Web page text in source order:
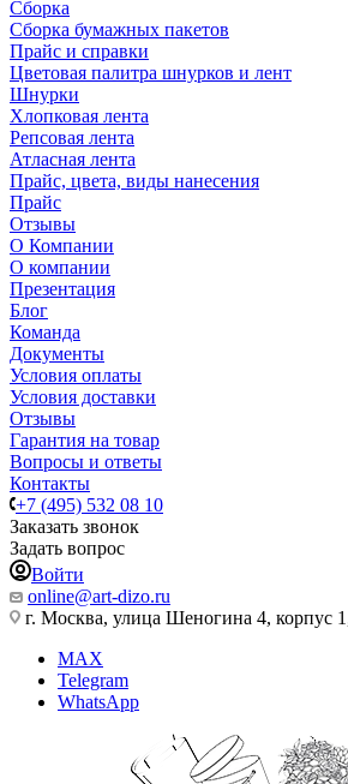
Сборка
Сборка бумажных пакетов
Прайс и справки
Цветовая палитра шнурков и лент
Шнурки
Хлопковая лента
Репсовая лента
Атласная лента
Прайс, цвета, виды нанесения
Прайс
Отзывы
О Компании
О компании
Презентация
Блог
Команда
Документы
Условия оплаты
Условия доставки
Отзывы
Гарантия на товар
Вопросы и ответы
Контакты
+7 (495) 532 08 10
Заказать звонок
Задать вопрос
Войти
online@art-dizo.ru
г. Москва, улица Шеногина 4, корпус
MAX
Telegram
WhatsApp